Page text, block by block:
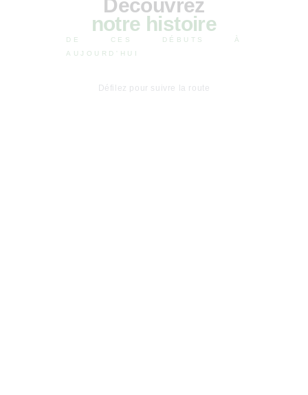
Découvrez
notre histoire
DE CES DÉBUTS À
AUJOURD'HUI
Défilez pour suivre la route